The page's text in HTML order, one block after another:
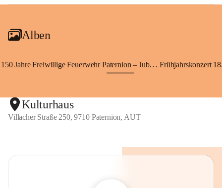
Alben
150 Jahre Freiwillige Feuerwehr Paternion – Jubiläumsfest Frühjahrskonzert
Kulturhaus
Villacher Straße 250, 9710 Paternion, AUT